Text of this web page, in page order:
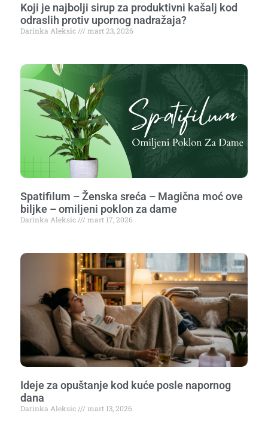
Koji je najbolji sirup za produktivni kašalj kod
odraslih protiv upornog nadražaja?
Darinka Aleksic mart 23, 2026
Spatifilum – Ženska sreća – Magična moć ove
biljke – omiljeni poklon za dame
Darinka Aleksic mart 17, 2026
Ideje za opuštanje kod kuće posle napornog
dana
Darinka Aleksic mart 13, 2026